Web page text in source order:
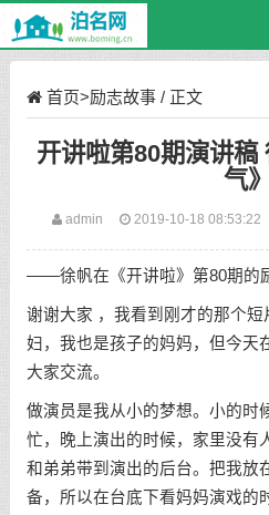
首页>励志故事/ 正文
开讲啦第80期演讲稿
气》
admin 2019-10-18 08:53:22
——徐帆在《开讲啦》第80期的
谢谢大家 ，我看到刚才的那个
妇，我也是孩子的妈妈，但今天
大家交流。
做演员是我从小的梦想。小的时
忙，晚上演出的时候，家里没有
和弟弟带到演出的后台。把我放
备，所以在台底下看妈妈演戏的